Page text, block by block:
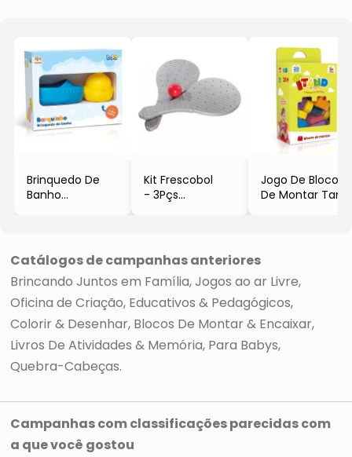
Brinquedo De
Banho
- 2Pçs
- Toyster
Kit Frescobol
- 3Pçs
Jogo De Blocos
De Montar Tand
Catálogos de campanhas anteriores
Brincando Juntos em Família Jogos ao ar Livre
Oficina de Criação Educativos & Pedagógicos
Colorir & Desenhar Blocos De Montar & Encaixar
Livros De Atividades & Memória Para Babys
Quebra-Cabeças
Campanhas com classificações parecidas com
a que você gostou